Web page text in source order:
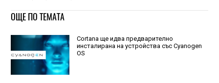
ОЩЕ ПО ТЕМАТА
Cortana ще идва предварително
инсталирана на устройства със Cyanogen
OS